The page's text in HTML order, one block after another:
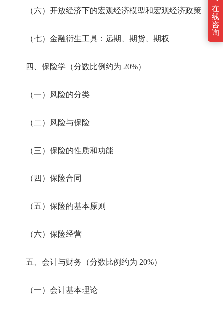
（六）开放经济下的宏观经济模型和宏观经济政策
（七）金融衍生工具：远期、期货、期权
四、保险学（分数比例约为 20%）
（一）风险的分类
（二）风险与保险
（三）保险的性质和功能
（四）保险合同
（五）保险的基本原则
（六）保险经营
五、会计与财务（分数比例约为 20%）
（一）会计基本理论
在
线
咨
询